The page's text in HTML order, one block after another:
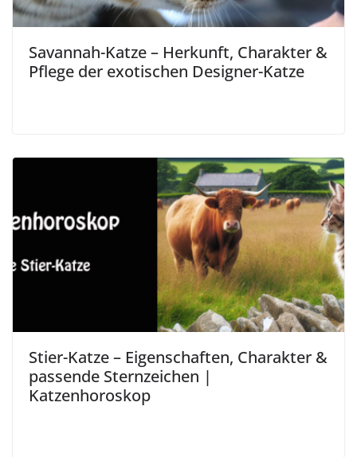
Savannah-Katze – Herkunft, Charakter &
Pflege der exotischen Designer-Katze
Stier-Katze – Eigenschaften, Charakter &
passende Sternzeichen |
Katzenhoroskop